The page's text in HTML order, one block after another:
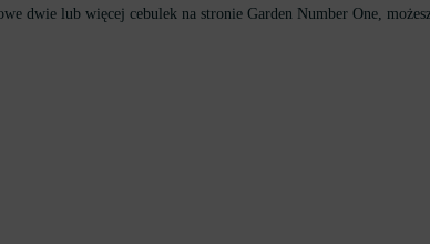
dwie lub więcej cebulek na stronie Garden Number One,